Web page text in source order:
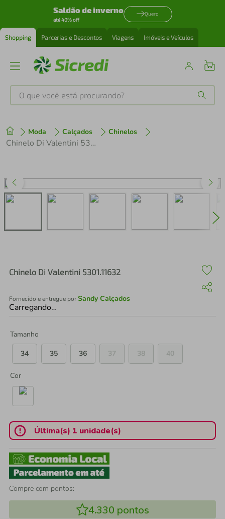
Saldão de inverno
até 40% off
Quero
Shopping Parcerias e Descontos Viagens Imóveis e Veículos
O que você está procurando?
Moda Calçados Chinelos
Chinelo Di Valentini 5301.11632
Chinelo Di Valentini 5301.11632
Fornecido e entregue porSandy Calçados
Carregando…
Tamanho
34
35 36 37 38 40
Cor
Última(s) 1 unidade(s)
Compre com pontos:
4.330 pontos
1º tenis
perfume